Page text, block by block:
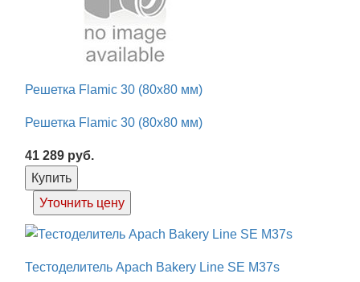
Решетка Flamic 30 (80х80 мм)
Решетка Flamic 30 (80х80 мм)
41 289 руб.
Купить
Уточнить цену
Тестоделитель Apach Bakery Line SE M37s